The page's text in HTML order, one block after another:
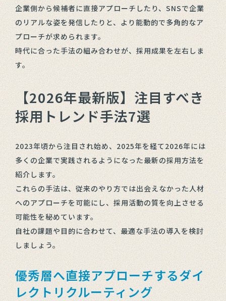
企業側から候補者に直接アプローチしたり、SNSで企業
のリアルな姿を発信したりと、より能動的で多角的なア
プローチが求められます。
時代に合った手法の組み合わせが、採用成果を左右しま
す。
【2026年最新版】注目すべき
採用トレンド手法7選
2023年頃から注目され始め、2025年を経て2026年には
多くの企業で実践されるようになった最新の採用方法を
紹介します。
これらの手法は、従来のやり方では出会えなかった人材
へのアプローチを可能にし、採用活動の質を向上させる
可能性を秘めています。
自社の課題や目的に合わせて、最適な手法の導入を検討
しましょう。
優秀層へ直接アプローチするダイ
レクトリクルーティング